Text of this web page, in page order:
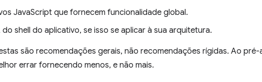
JavaScript que fornecem funcionalidade global.
do shell do aplicativo, se isso se aplicar à sua arquitetura.
são recomendações gerais, não recomendações rígidas. Ao pré-
errar fornecendo menos, e não mais.